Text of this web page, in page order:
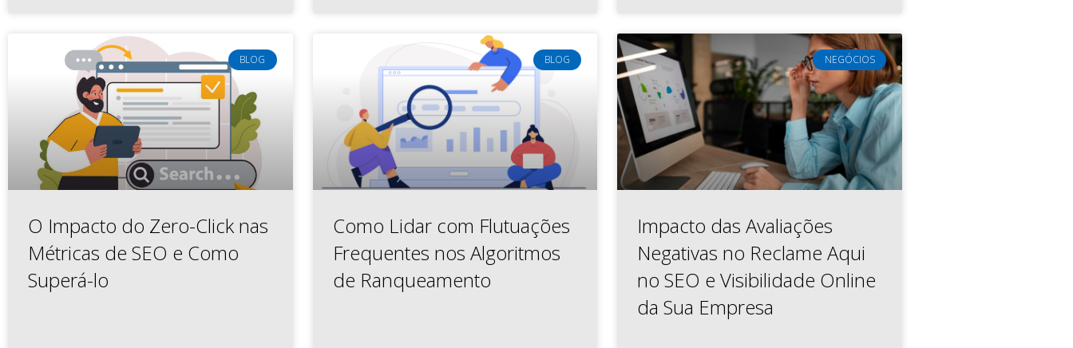
BLOG
O Impacto do Zero-Click nas
Métricas de SEO e Como
Superá-lo
BLOG
Como Lidar com Flutuações
Frequentes nos Algoritmos
de Ranqueamento
NEGÓCIOS
Impacto das Avaliações
Negativas no Reclame Aqui
no SEO e Visibilidade Online
da Sua Empresa